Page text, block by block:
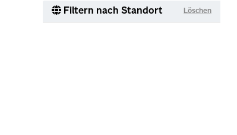
Filtern nach Standort Löschen